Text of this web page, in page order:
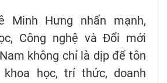
Minh Hưng nhấn mạnh,
Công nghệ và Đổi mới
không chỉ là dịp để tôn
học, trí thức, doanh